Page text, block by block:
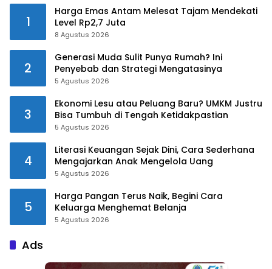
1
Harga Emas Antam Melesat Tajam Mendekati
Level Rp2,7 Juta
8 Agustus 2026
2
Generasi Muda Sulit Punya Rumah? Ini
Penyebab dan Strategi Mengatasinya
5 Agustus 2026
3
Ekonomi Lesu atau Peluang Baru? UMKM Justru
Bisa Tumbuh di Tengah Ketidakpastian
5 Agustus 2026
4
Literasi Keuangan Sejak Dini, Cara Sederhana
Mengajarkan Anak Mengelola Uang
5 Agustus 2026
5
Harga Pangan Terus Naik, Begini Cara
Keluarga Menghemat Belanja
5 Agustus 2026
Ads